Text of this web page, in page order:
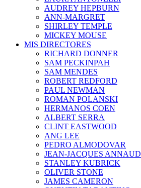
AUDREY HEPBURN
ANN-MARGRET
SHIRLEY TEMPLE
MICKEY MOUSE
MIS DIRECTORES
RICHARD DONNER
SAM PECKINPAH
SAM MENDES
ROBERT REDFORD
PAUL NEWMAN
ROMAN POLANSKI
HERMANOS COEN
ALBERT SERRA
CLINT EASTWOOD
ANG LEE
PEDRO ALMODOVAR
JEAN-JACQUES ANNAUD
STANLEY KUBRICK
OLIVER STONE
JAMES CAMERON